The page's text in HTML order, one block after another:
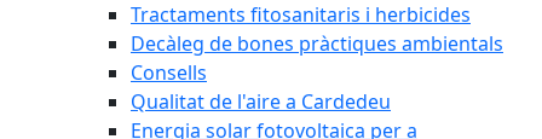
Tractaments fitosanitaris i herbicides
Decàleg de bones pràctiques ambientals
Consells
Qualitat de l'aire a Cardedeu
Energia solar fotovoltaica per a